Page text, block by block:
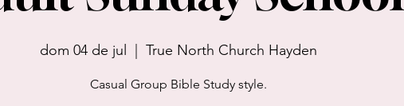
dom 04 de jul True North Church Hayden
Casual Group Bible Study style.